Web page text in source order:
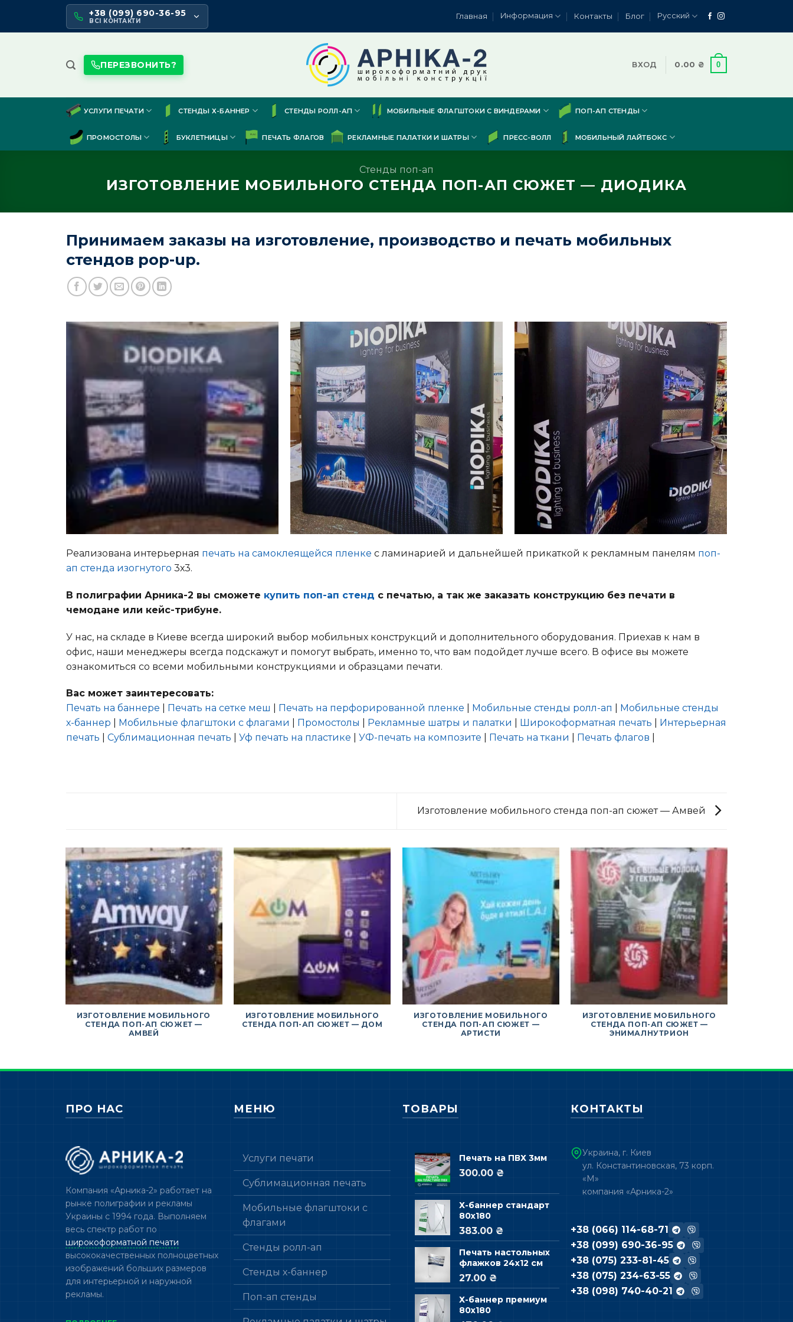
content
+38 (099) 690-36-95
ВСІ КОНТАКТИ
Главная Информация Контакты Блог Русский
ПЕРЕЗВОНИТЬ? ВХОД 0.00 ₴ 0
УСЛУГИ ПЕЧАТИ СТЕНДЫ Х-БАННЕР СТЕНДЫ РОЛЛ-АП МОБИЛЬНЫЕ ФЛАГШТОКИ С ВИНДЕРАМИ ПОП-АП СТЕНДЫ
ПРОМОСТОЛЫ БУКЛЕТНИЦЫ ПЕЧАТЬ ФЛАГОВ РЕКЛАМНЫЕ ПАЛАТКИ И ШАТРЫ ПРЕСС-ВОЛЛ МОБИЛЬНЫЙ ЛАЙТБОКС
Стенды поп-ап
ИЗГОТОВЛЕНИЕ МОБИЛЬНОГО СТЕНДА ПОП-АП СЮЖЕТ — ДИОДИКА
Принимаем заказы на изготовление, производство и печать мобильных
стендов pop-up.
Реализована интерьерная печать на самоклеящейся пленке с ламинарией и дальнейшей прикаткой к рекламным панелям поп-
ап стенда изогнутого 3х3.
В полиграфии Арника-2 вы сможете купить поп-ап стенд с печатью, а так же заказать конструкцию без печати в
чемодане или кейс-трибуне.
У нас, на складе в Киеве всегда широкий выбор мобильных конструкций и дополнительного оборудования. Приехав к нам в
офис, наши менеджеры всегда подскажут и помогут выбрать, именно то, что вам подойдет лучше всего. В офисе вы можете
ознакомиться со всеми мобильными конструкциями и образцами печати.
Вас может заинтересовать:
Печать на баннере
Печать на сетке меш Печать на перфорированной пленке Мобильные стенды ролл-ап
Мобильные стенды
х-баннер
Мобильные флагштоки с флагами Промостолы Рекламные шатры и палатки Широкоформатная печать
Интерьерная
печать
Сублимационная печать Уф печать на пластике УФ-печать на композите Печать на ткани Печать флагов
Изготовление мобильного стенда поп-ап сюжет — Амвей
ИЗГОТОВЛЕНИЕ МОБИЛЬНОГО
СТЕНДА ПОП-АП СЮЖЕТ —
АМВЕЙ
ИЗГОТОВЛЕНИЕ МОБИЛЬНОГО
СТЕНДА ПОП-АП СЮЖЕТ — ДОМ
ИЗГОТОВЛЕНИЕ МОБИЛЬНОГО
СТЕНДА ПОП-АП СЮЖЕТ —
АРТИСТИ
ИЗГОТОВЛЕНИЕ МОБИЛЬНОГО
СТЕНДА ПОП-АП СЮЖЕТ —
ЭНИМАЛНУТРИОН
ПРО НАС
Компания «Арника-2» работает на
рынке полиграфии и рекламы
Украины с 1994 года. Выполняем
весь спектр работ по
широкоформатной печати
высококачественных полноцветных
изображений больших размеров
для интерьерной и наружной
рекламы.
МЕНЮ
Услуги печати
Сублимационная печать
Мобильные флагштоки с
флагами
Стенды ролл-ап
Стенды х-баннер
Поп-ап стенды
ТОВАРЫ
Печать на ПВХ 3мм
300.00 ₴
Х-баннер стандарт
80х180
383.00 ₴
Печать настольных
флажков 24х12 см
27.00 ₴
Х-баннер премиум
80х180
КОНТАКТЫ
Украина, г. Киев
ул. Константиновская, 73 корп.
«М»
компания «Арника-2»
+38 (066) 114-68-71
+38 (099) 690-36-95
+38 (075) 233-81-45
+38 (075) 234-63-55
+38 (098) 740-40-21